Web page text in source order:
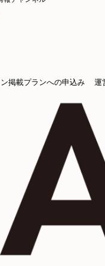
掲載プランへの申込み 運